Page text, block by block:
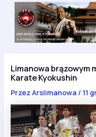
Limanowa brązowym
Karate Kyokushin
PrzezArslimanowa / 11